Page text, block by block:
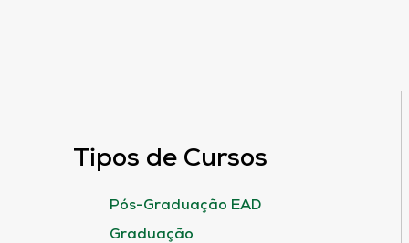
Tipos de Cursos
Pós-Graduação EAD
Graduação